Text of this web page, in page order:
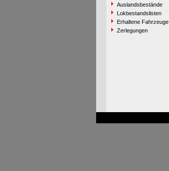
Auslandsbestände
Lokbestandslisten
Erhaltene Fahrzeuge
Zerlegungen